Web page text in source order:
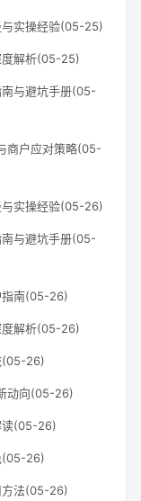
与实操经验(05-25)
度解析(05-25)
南与避坑手册(05-
商户应对策略(05-
与实操经验(05-26)
南与避坑手册(05-
指南(05-26)
度解析(05-26)
(05-26)
动向(05-26)
读(05-26)
(05-26)
方法(05-26)